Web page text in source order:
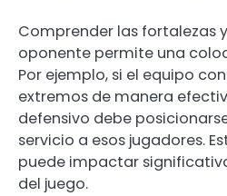
Comprender las fortalezas
oponente permite una
Por ejemplo, si el equipo
extremos de manera
defensivo debe
servicio a esos jugadores.
puede impactar
del juego.